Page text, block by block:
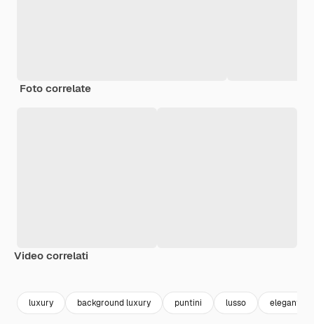
Foto correlate
Video correlati
luxury background luxury puntini lusso elegante